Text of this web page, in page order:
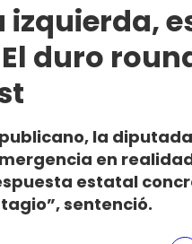
izquierda,
duro
la
en
estatal
sentenció.